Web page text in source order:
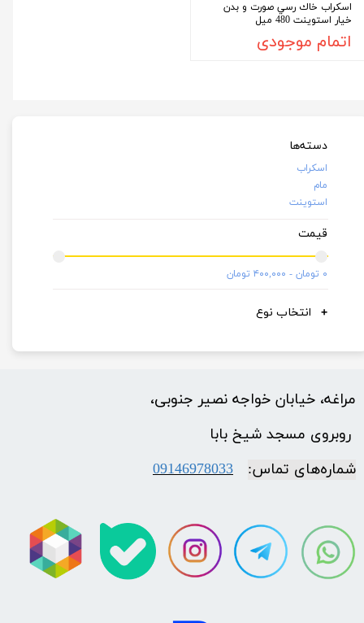
دسته‌ها
اسکراب
مام
استوينت
قیمت
۰ تومان - ۴۰۰,۰۰۰ تومان
انتخاب نوع
اسكراب خاك رسي صورت و بدن
خيار استوينت 480 ميل
اتمام موجودی
مراغه، خیابان خواجه نصیر جنوبی،
​​​​​​​ روبروی مسجد شیخ بابا
شماره‌‌های تماس:
09146978033